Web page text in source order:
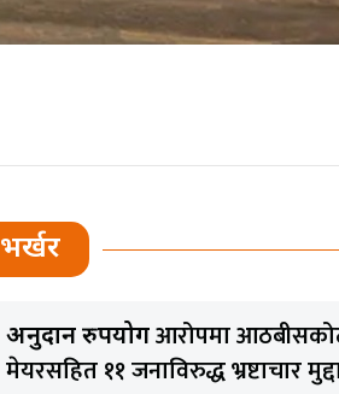
भर्खर
अनुदान दुरुपयोगआरोपमा
मेयरसहित ११ जनाविरुद्ध भ्रष्टाचार